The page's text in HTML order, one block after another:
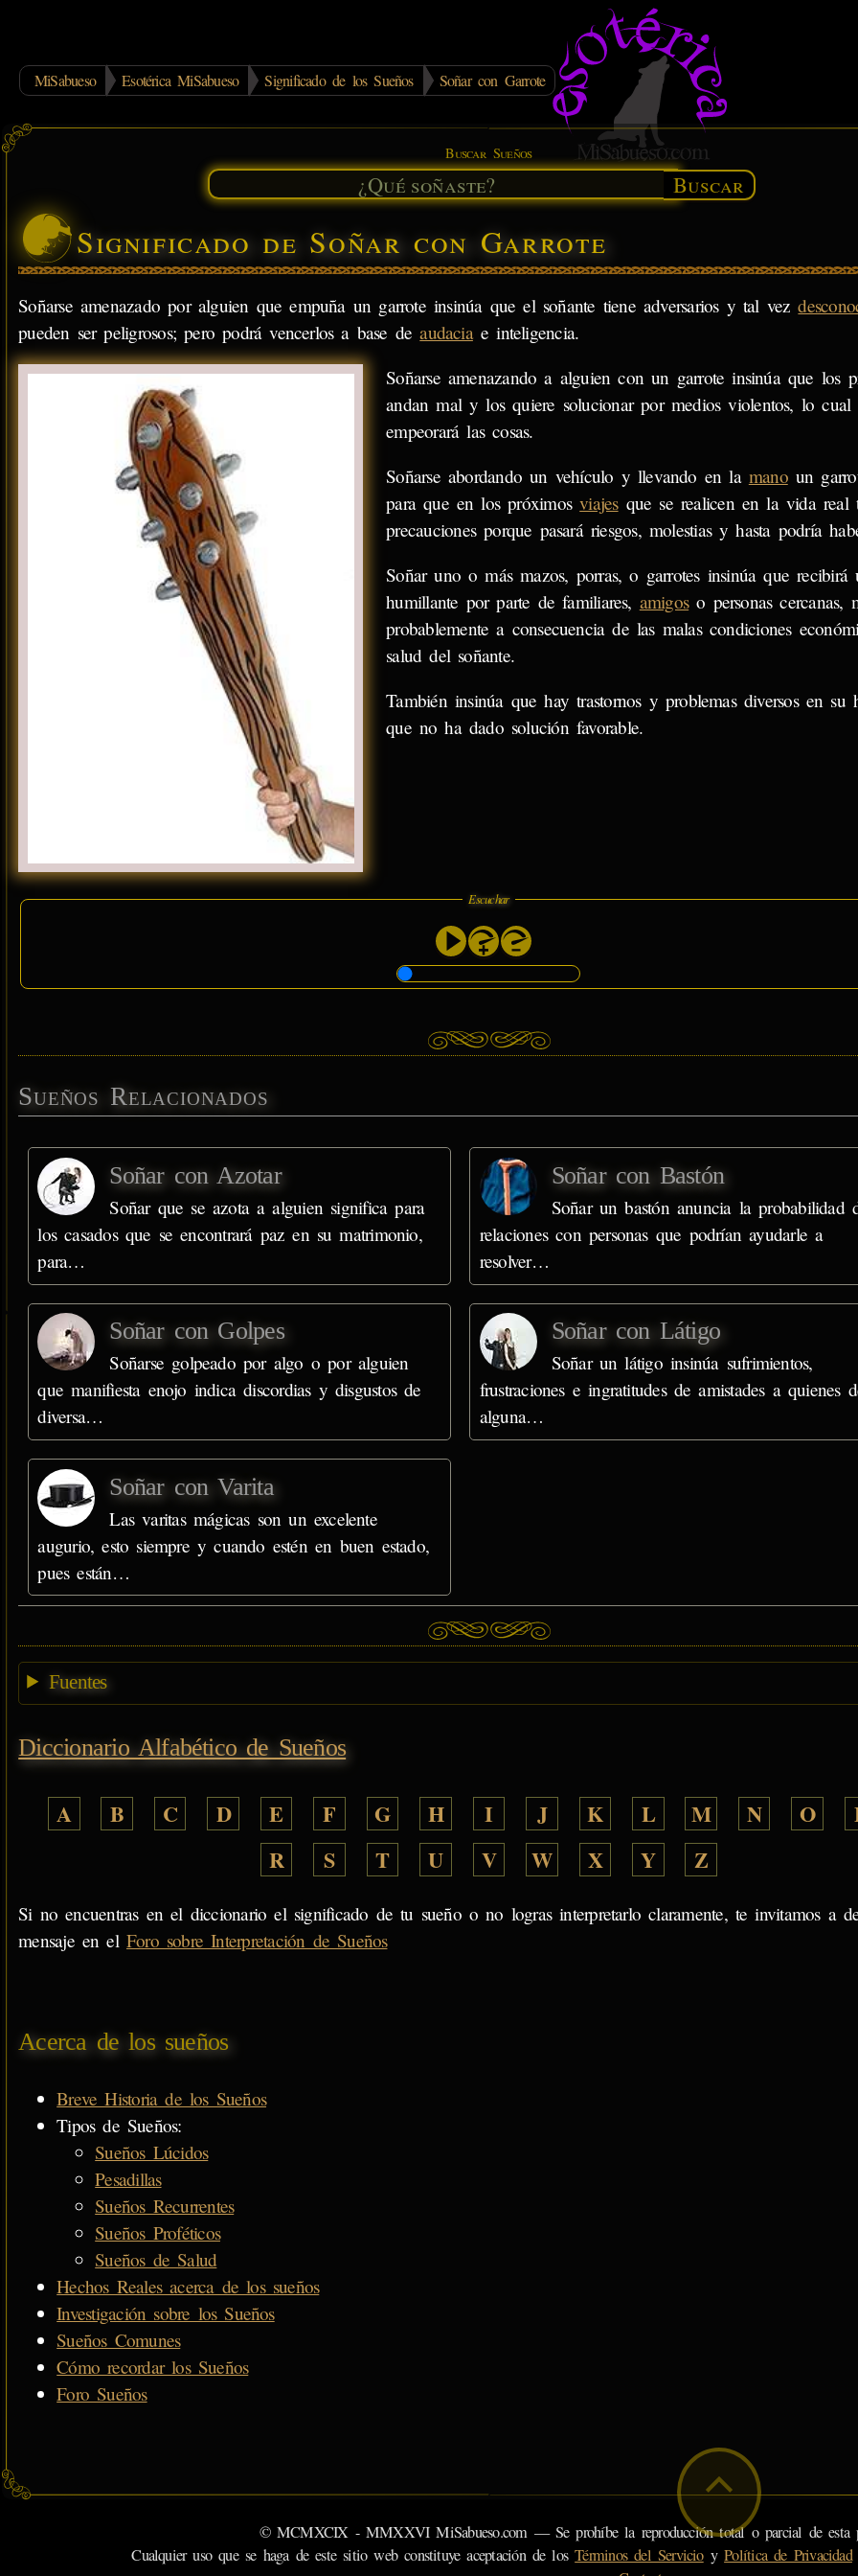
MiSabueso Esotérica MiSabueso Significado de los Sueños Soñar con Garrote
Buscar Sueños
Buscar
Significado de Soñar con Garrote
Soñarse amenazado por alguien que empuña un garrote insinúa que el soñante tiene adversarios y tal vez
pueden ser peligrosos; pero podrá vencerlos a base deaudaciae inteligencia.
Soñarse amenazando a alguien con un garrote insinúa que los
andan mal y los quiere solucionar por medios violentos, lo cual
empeorará las cosas.
Soñarse abordando un vehículo y llevando en la manoun
para que en los próximosviajesque se realicen en la vida real
precauciones porque pasará riesgos, molestias y hasta podría
Soñar uno o más mazos, porras, o garrotes insinúa que recibirá
humillante por parte de familiares, amigoso personas cercanas,
probablemente a consecuencia de las malas condiciones
salud del soñante.
También insinúa que hay trastornos y problemas diversos en su
que no ha dado solución favorable.
Escuchar
Sueños Relacionados
Soñar con Azotar
Soñar que se azota a alguien significa para
los casados que se encontrará paz en su matrimonio,
para…
Soñar con Bastón
Soñar un bastón anuncia la probabilidad
relaciones con personas que podrían ayudarle a
resolver…
Soñar con Golpes
Soñarse golpeado por algo o por alguien
que manifiesta enojo indica discordias y disgustos de
diversa…
Soñar con Látigo
Soñar un látigo insinúa sufrimientos,
frustraciones e ingratitudes de amistades a quienes
alguna…
Soñar con Varita
Las varitas mágicas son un excelente
augurio, esto siempre y cuando estén en buen estado,
pues están…
Fuentes
Diccionario Alfabético de Sueños
A B C D E F G H I J K L M N O
R
S T U V W X Y Z
Si no encuentras en el diccionario el significado de tu sueño o no logras interpretarlo claramente, te invitamos a
mensaje en el Foro sobre Interpretación de Sueños
Acerca de los sueños
Breve Historia de los Sueños
Tipos de Sueños:
Sueños Lúcidos
Pesadillas
Sueños Recurrentes
Sueños Proféticos
Sueños de Salud
Hechos Reales acerca de los sueños
Investigación sobre los Sueños
Sueños Comunes
Cómo recordar los Sueños
Foro Sueños
© MCMXCIX - MMXXVI MiSabueso.com — Se prohíbe la reproducción total o parcial de esta
Cualquier uso que se haga de este sitio web constituye aceptación de losTérminos del ServicioyPolítica de Privacidad